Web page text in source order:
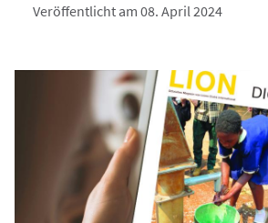
Veröffentlicht am 08. April 2024